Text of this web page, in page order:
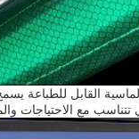
القابل
مع الاحتياجات